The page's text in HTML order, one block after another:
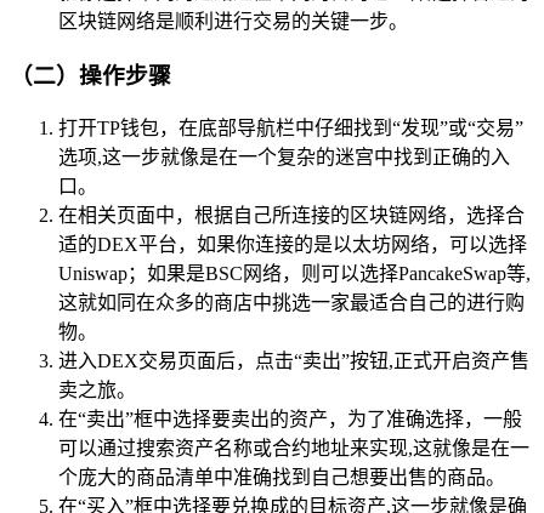
区块链网络是顺利进行交易的关键一步。
（二）操作步骤
打开TP钱包，在底部导航栏中仔细找到“发现”或“交易”
选项,这一步就像是在一个复杂的迷宫中找到正确的入
口。
在相关页面中，根据自己所连接的区块链网络，选择合
适的DEX平台，如果你连接的是以太坊网络，可以选择
Uniswap；如果是BSC网络，则可以选择PancakeSwap等,
这就如同在众多的商店中挑选一家最适合自己的进行购
物。
进入DEX交易页面后，点击“卖出”按钮,正式开启资产售
卖之旅。
在“卖出”框中选择要卖出的资产，为了准确选择，一般
可以通过搜索资产名称或合约地址来实现,这就像是在一
个庞大的商品清单中准确找到自己想要出售的商品。
在“买入”框中选择要兑换成的目标资产,这一步就像是确